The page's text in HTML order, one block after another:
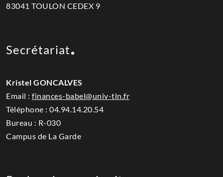
83041 TOULON CEDEX 9
Secrétariat
Kristel GONCALVES
Email : finances-babel@univ-tln.fr
Téléphone : 04.94.14.20.54
Bureau : R-030
Campus de La Garde